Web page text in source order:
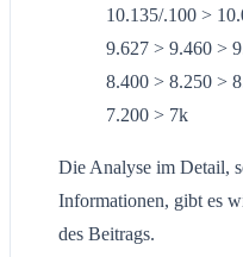
10.135/.100 >
9.627 > 9.460 >
8.400 > 8.250 >
7.200 > 7k
Die Analyse im Detail,
Informationen, gibt es
des Beitrags.